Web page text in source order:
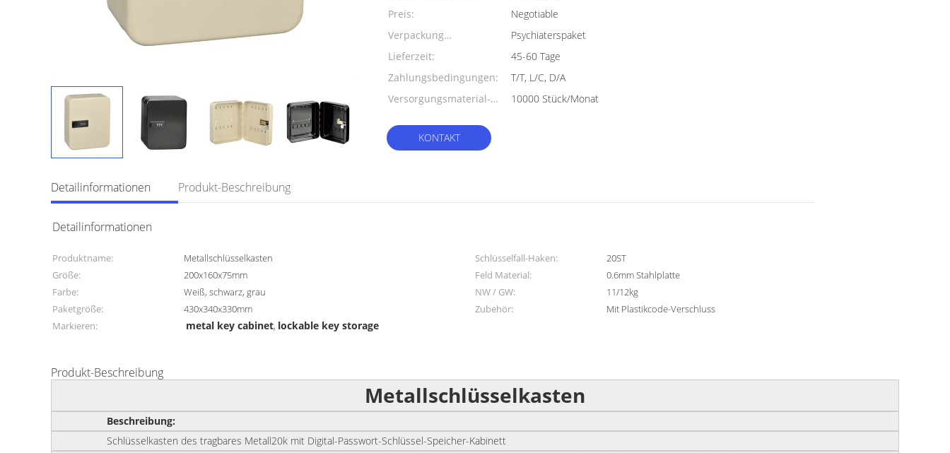
Preis:
Negotiable
Verpackung
Informationen:
Psychiaterspaket
Lieferzeit:
45-60 Tage
Zahlungsbedingungen:
T/T, L/C, D/A
Versorgungsmaterial-
10000 Stück/Monat
KONTAKT
Detailinformationen Produkt-Beschreibung
Detailinformationen
Produktname: Metallschlüsselkasten Schlüsselfall-Haken:
20ST
Größe:
200x160x75mm Feld Material:
0.6mm Stahlplatte
Farbe:
Weiß, schwarz, grau NW / GW:
11/12kg
Paketgröße:
430x340x330mm Zubehör:
Mit Plastikcode-Verschluss
Markieren:
metal key cabinet, lockable key storage
Produkt-Beschreibung
Metallschlüsselkasten
Beschreibung:
Schlüsselkasten des tragbares Metall20k mit Digital-Passwort-Schlüssel-Speicher-Kabinett